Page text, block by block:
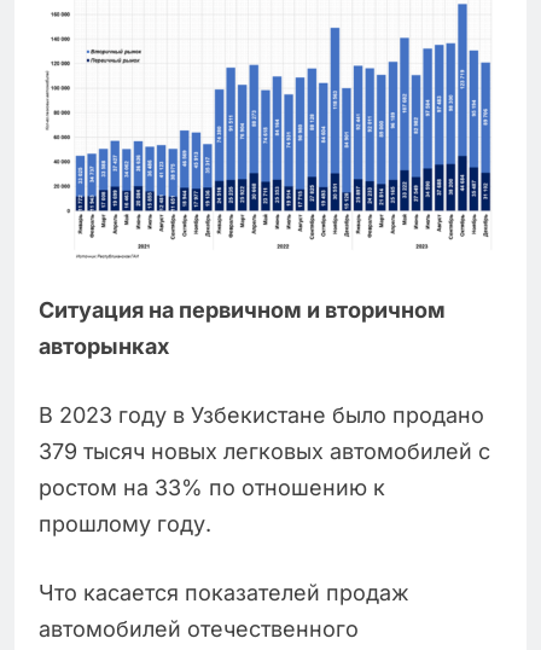
Ситуация на первичном и вторичном
авторынках
В 2023 году в Узбекистане было продано
379 тысяч новых легковых автомобилей с
ростом на 33% по отношению к
прошлому году.
Что касается показателей продаж
автомобилей отечественного